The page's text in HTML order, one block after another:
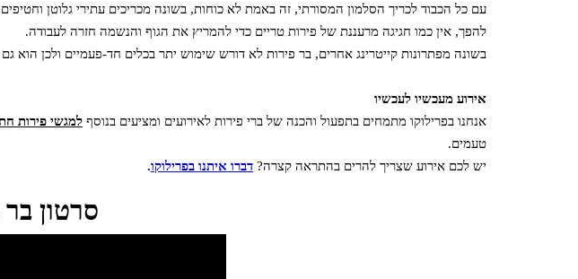
עם כל הכבוד לכריך הסלמון המסורתי, זה באמת לא כוחות, בשונה מכריכים עתירי גלוטן
להפך, אין כמו חגיגה מרעננת של פירות טריים כדי להמריץ את הגוף והנשמה חזרה לעבודה.
בשונה מפתרונות קייטרינג אחרים, בר פירות לא דורש שימוש יתר בכלים חד-פעמיים ולכן
אירוע מעכשיו לעכשיו
אנחנו בפרילוקו מתמחים בתפעול והכנה של ברי פירות לאירועים ומציעים בנוסף למגשי פירות
טעמים.
יש לכם אירוע שצריך להרים בהתראה קצרה? דברו איתנו בפרילוקו.
סרטון בר